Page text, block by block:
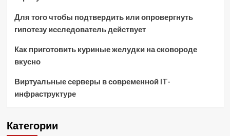
Для того чтобы подтвердить или опровергнуть
гипотезу исследователь действует
Как приготовить куриные желудки на сковороде
вкусно
Виртуальные серверы в современной IT-
инфраструктуре
Категории